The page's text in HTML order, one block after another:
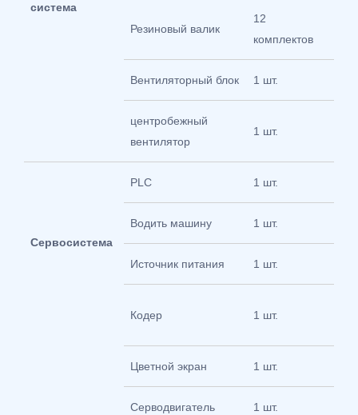
система
Резиновый валик
12
комплектов
Вентиляторный блок 1 шт.
центробежный
вентилятор
1 шт.
Сервосистема
PLC 1 шт.
Водить машину 1 шт.
Источник питания 1 шт.
Кодер 1 шт.
Цветной экран 1 шт.
Серводвигатель 1 шт.